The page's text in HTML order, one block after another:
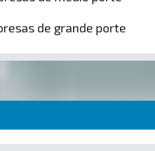
de grande porte